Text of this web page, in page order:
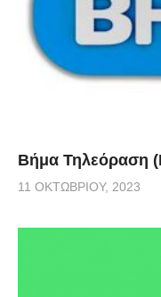
Βήμα Τηλεόραση
11 ΟΚΤΩΒΡΊΟΥ, 2023